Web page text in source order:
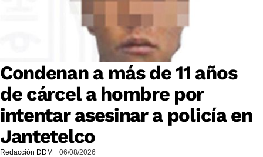
Condenan a más de 11 años
de cárcel a hombre por
intentar asesinar a policía en
Jantetelco
Redacción DDM 06/08/2026